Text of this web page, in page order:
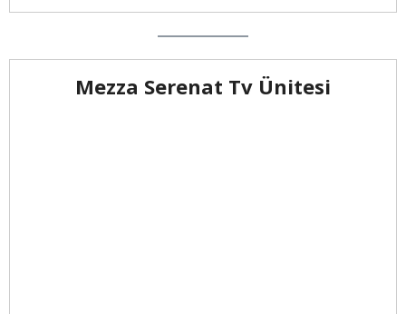
Mezza Serenat Tv Ünitesi